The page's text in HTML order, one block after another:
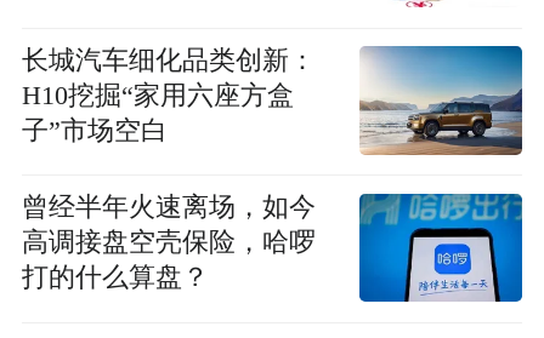
长城汽车细化品类创新：
H10挖掘“家用六座方盒
子”市场空白
曾经半年火速离场，如今
高调接盘空壳保险，哈啰
打的什么算盘？